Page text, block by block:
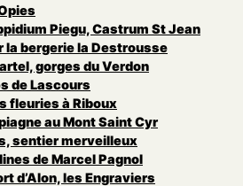
Piegu, Castrum St Jean
la bergerie la Destrousse
gorges du Verdon
de Lascours
fleuries à Riboux
au Mont Saint Cyr
sentier merveilleux
de Marcel Pagnol
d’Alon, les Engraviers